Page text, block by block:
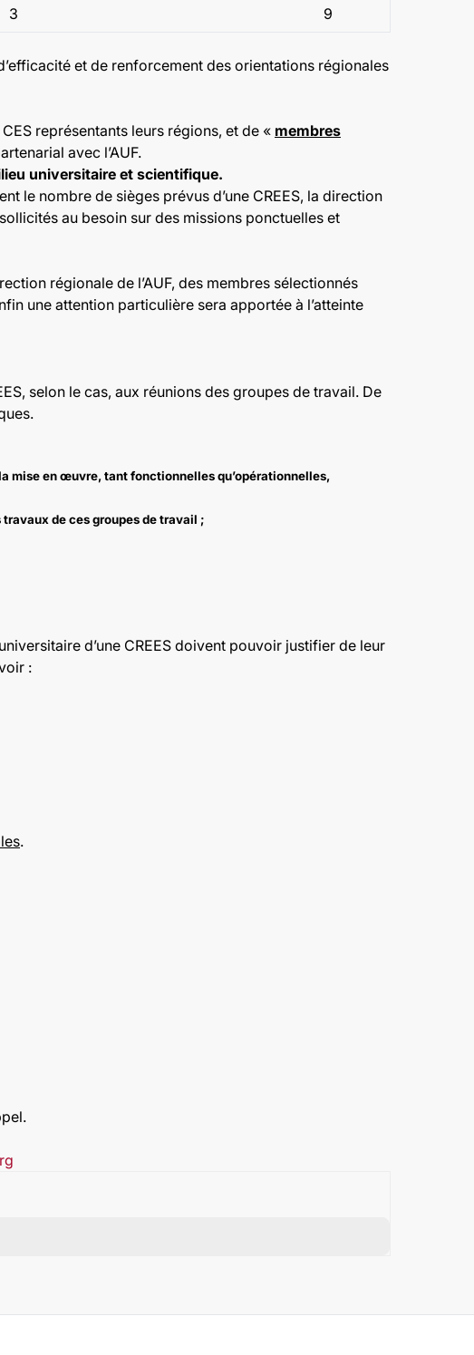
3 9
et de renforcement des orientations régionales
représentants leurs régions, et de « membres
avec l’AUF.
universitaire et scientifique.
le nombre de sièges prévus d’une CREES, la direction
au besoin sur des missions ponctuelles et
régionale de l’AUF, des membres sélectionnés
une attention particulière sera apportée à l’atteinte
selon le cas, aux réunions des groupes de travail. De
mise en œuvre, tant fonctionnelles qu’opérationnelles,
de ces groupes de travail ;
d’une CREES doivent pouvoir justifier de leur
:
.